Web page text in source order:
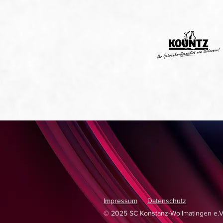
Impressum
Datenschutz
© 2025 SC Konstanz-Wollmatingen